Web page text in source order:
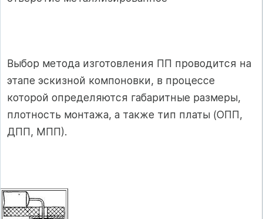
Выбор метода изготовления ПП проводится на
этапе эскизной компоновки, в процессе
которой определяются габаритные размеры,
плотность монтажа, а также тип платы (ОПП,
ДПП, МПП).